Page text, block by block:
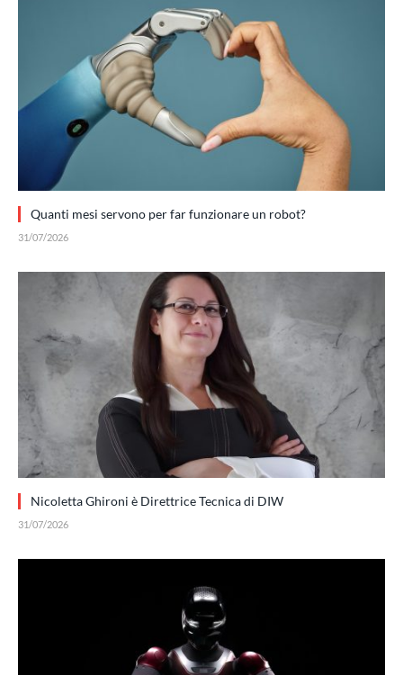
Quanti mesi servono per far funzionare un robot?
31/07/2026
Nicoletta Ghironi è Direttrice Tecnica di DIW
31/07/2026